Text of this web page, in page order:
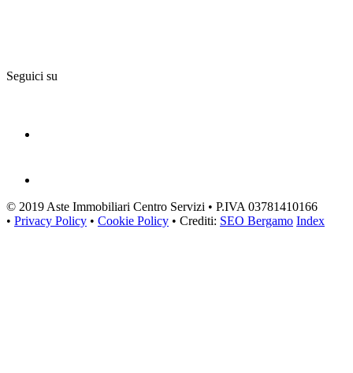
Seguici su
© 2019 Aste Immobiliari Centro Servizi • P.IVA 03781410166
• Privacy Policy • Cookie Policy • Crediti: SEO Bergamo Index